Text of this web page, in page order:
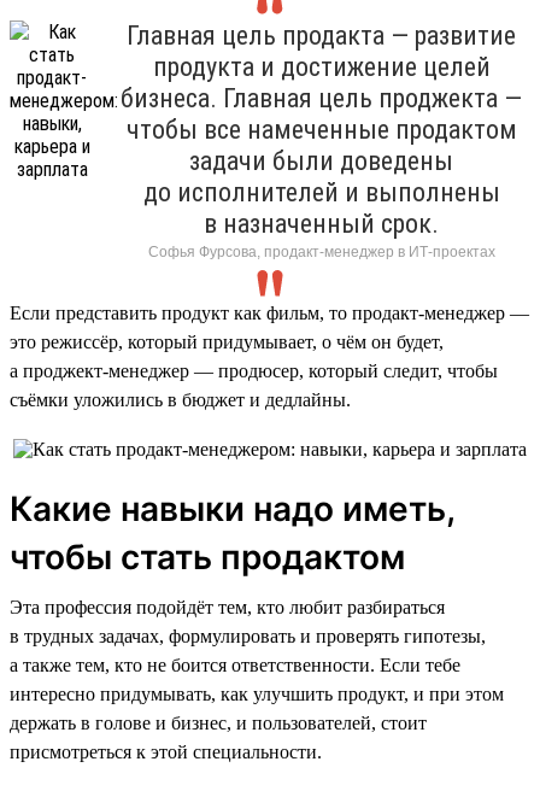
Главная цель продакта — развитие
продукта и достижение целей
бизнеса. Главная цель проджекта —
чтобы все намеченные продактом
задачи были доведены
до исполнителей и выполнены
в назначенный срок.
Софья Фурсова, продакт-менеджер в ИТ-проектах
Если представить продукт как фильм, то продакт-менеджер —
это режиссёр, который придумывает, о чём он будет,
а проджект-менеджер — продюсер, который следит, чтобы
съёмки уложились в бюджет и дедлайны.
Какие навыки надо иметь,
чтобы стать продактом
Эта профессия подойдёт тем, кто любит разбираться
в трудных задачах, формулировать и проверять гипотезы,
а также тем, кто не боится ответственности. Если тебе
интересно придумывать, как улучшить продукт, и при этом
держать в голове и бизнес, и пользователей, стоит
присмотреться к этой специальности.